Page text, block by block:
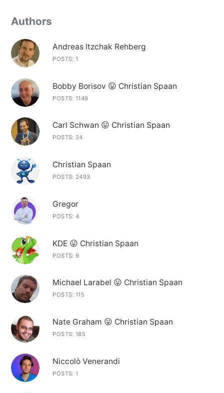
Authors
Andreas Itzchak Rehberg
POSTS: 1
Bobby Borisov 😛 Christian Spaan
POSTS: 1149
Carl Schwan 😛 Christian Spaan
POSTS: 24
Christian Spaan
POSTS: 2493
Gregor
POSTS: 4
KDE 😛 Christian Spaan
POSTS: 9
Michael Larabel 😛 Christian Spaan
POSTS: 115
Nate Graham 😛 Christian Spaan
POSTS: 185
Niccolò Venerandi
POSTS: 1